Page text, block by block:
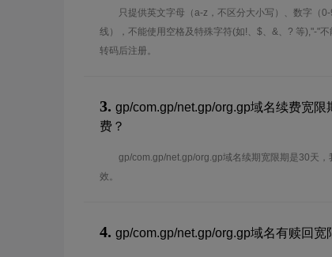
只提供英文字母（a-z，不区分大小写）、数字（
线），不能使用空格及特殊字符(如!、$、&、? 等),"-"
转码后注册。
3. gp/com.gp/net.gp/org.gp域名续费宽
费？
gp/com.gp/net.gp/org.gp域名续期宽限期是30天
效。
4. gp/com.gp/net.gp/org.gp域名有赎回宽